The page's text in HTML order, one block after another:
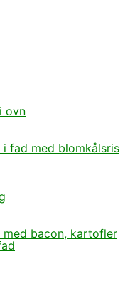
ovn
fad med blomkålsris
med bacon, kartofler